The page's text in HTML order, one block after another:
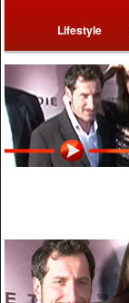
Lifestyle